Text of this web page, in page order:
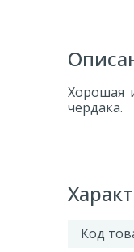
Хорошая
чердака.
Код